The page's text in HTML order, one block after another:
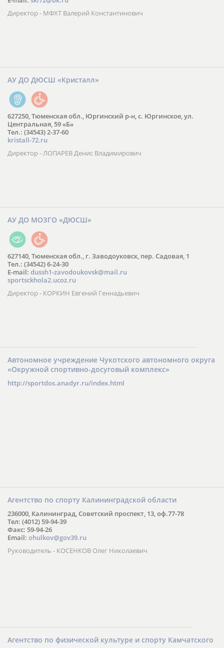
Директор - МФХТ Валерий Константинович
АУ ДО ДЮСШ «Кристалл»
627250, Тюменская обл., Юргинский р-н, с. Юргинское, ул.
Центральная, 59 «Б»
Тел.: (34543) 2-37-60
kristall-72.ru
Директор - ЛОПАРЕВ Денис Владимирович
АУ ДО МОЗГО «ДЮСШ»
627140, Тюменская обл., г. Заводоуковск, пер. Садовая, 1
Тел.: (34542) 6-24-30
​E-mail: dussh1-zavodoukovsk@mail.ru
sportsckhola2.ucoz.ru
Директор - КОРКИН Евгений Геннадьевич
Автономное учреждение Чукотского автономного округа
«Окружной спортивно-досуговый комплекс»
http://sportdos.anadyr.ru/index.html
Агентство по спорту Калининградской области
236000, Калининград, Советский проспект, 13, оф.77-78
Тел: (4012) 59-94-39
Факс: 59-94-26
Email: ohulkov@gov39.ru
Руководитель - КОСЕНКОВ Олег Николаевич
Агентство по физической культуре и спорту Камчатского